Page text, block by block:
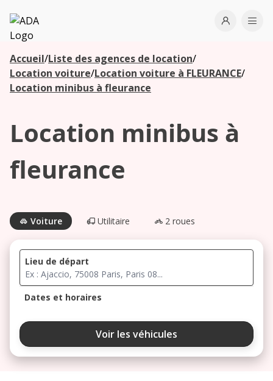
ADA
Open
Accueil/Liste des agences de location/
Location voiture/Location voiture à FLEURANCE/
Location minibus à fleurance
Location minibus à
fleurance
Voiture Utilitaire 2 roues
Lieu de départ
Dates et horaires
août 2026
ma me
Voir les véhicules
Les
agences à
proximité
Commencez
votre
recherche
proximité